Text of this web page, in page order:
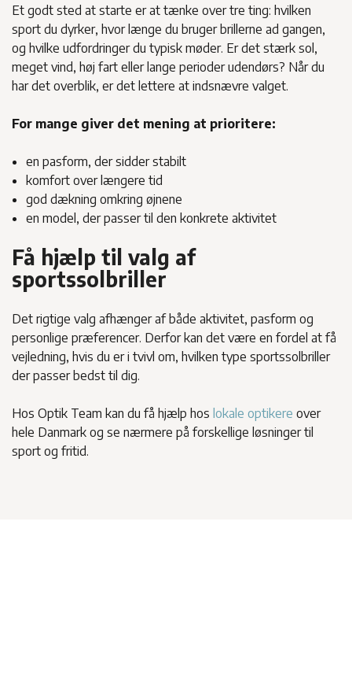
Et godt sted at starte er at tænke over tre ting: hvilken
sport du dyrker, hvor længe du bruger brillerne ad gangen,
og hvilke udfordringer du typisk møder. Er det stærk sol,
meget vind, høj fart eller lange perioder udendørs? Når du
har det overblik, er det lettere at indsnævre valget.
For mange giver det mening at prioritere:
en pasform, der sidder stabilt
komfort over længere tid
god dækning omkring øjnene
en model, der passer til den konkrete aktivitet
Få hjælp til valg af
sportssolbriller
Det rigtige valg afhænger af både aktivitet, pasform og
personlige præferencer. Derfor kan det være en fordel at få
vejledning, hvis du er i tvivl om, hvilken type sportssolbriller
der passer bedst til dig.
Hos Optik Team kan du få hjælp hos lokale optikere over
hele Danmark og se nærmere på forskellige løsninger til
sport og fritid.